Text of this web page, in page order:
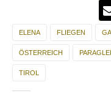
ELENA FLIEGEN
ÖSTERREICH
TIROL